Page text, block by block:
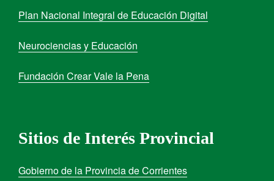
Plan Nacional Integral de Educación Digital
Neurociencias y Educación
Fundación Crear Vale la Pena
Sitios de Interés Provincial
Gobierno de la Provincia de Corrientes